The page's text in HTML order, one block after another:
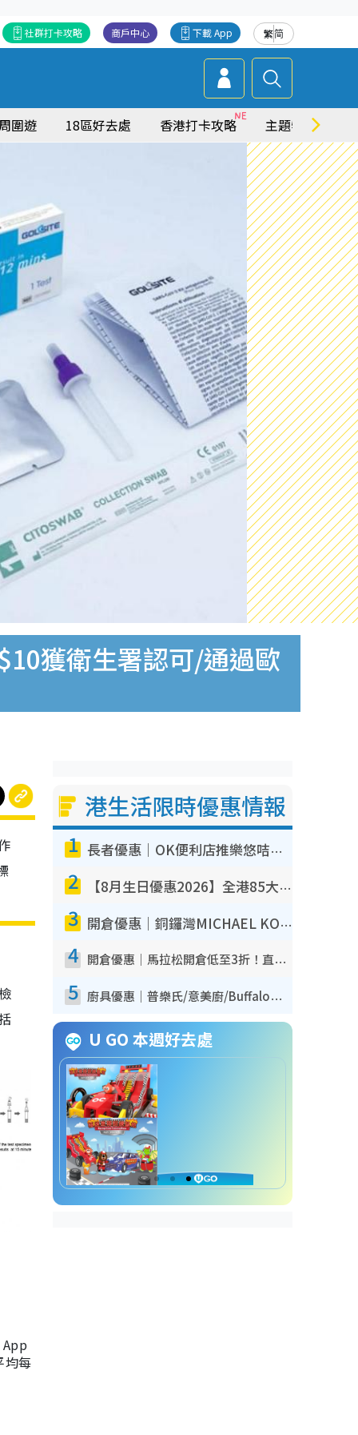
繁简
下載 App
商戶中心
社群打卡攻略
圍遊 18區好去處 香港打卡攻略 主題特集
獲衛生署認可/通過歐
均每
港生活限時優惠情報
1 長者優惠｜OK便利店推樂悠咭優惠！買麵包/牛奶/保健品拍卡即減
2 【8月生日優惠2026】全港85大食買玩著數攻略 自助餐/火鍋放題同行免費＋誠品/DONKI送現金券
3 開倉優惠｜銅鑼灣MICHAEL KORS開倉低至17折！直擊$500起買手袋/銀包/鞋款 必買經典Jet Set系列
4 開倉優惠｜馬拉松開倉低至3折！直擊$99起買adidas／New Balance／Puma鞋款 STANLEY保溫杯劈價至$119起
5 廚具優惠｜普樂氏/意美廚/Buffalo廚具低至3折！$89起買煎鍋／炒鑊／個人鍋 同場小家電激減至$99起
U GO 本週好去處